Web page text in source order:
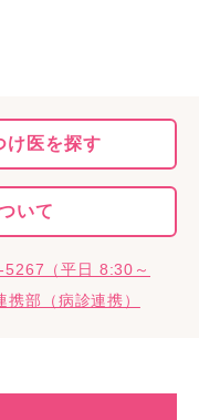
け医を探す
いて